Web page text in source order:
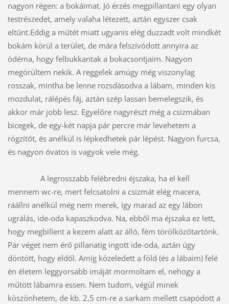
nagyon régen: a bokáimat. Jó érzés megpillantani egy olyan
testrészedet, amely valaha létezett, aztán egyszer csak
eltűnt.Eddig a műtét miatt ugyanis elég duzzadt volt mindkét
bokám körül a terület, de mára felszívódott annyira az
ödéma, hogy felbukkantak a bokacsontjaim. Nagyon
megörültem nekik. A reggelek amúgy még viszonylag
rosszak, mintha be lenne rozsdásodva a lábam, minden kis
mozdulat, rálépés fáj, aztán szép lassan bemelegszik, és
akkor már jobb lesz. Egyelőre nagyrészt még a csizmában
bicegek, de egy-két napja pár percre már levehetem a
rögzítőt, és anélkül is lépkedhetek pár lépést. Nagyon furcsa,
és nagyon óvatos is vagyok vele még.
A legrosszabb felébredni éjszaka, ha el kell
mennem wc-re, mert felcsatolni a csizmát elég macera,
ráállni anélkül még nem merek, így marad az egy lábon
ugrálás, ide-oda kapaszkodva. Na, ebből ma éjszaka ez lett,
hogy megbillent a kezem alatt az álló, fém törölközőtartónk.
Pár véget nem érő pillanatig ingott ide-oda, aztán úgy
döntött, hogy eldől. Amíg közeledett a föld (és a lábaim) felé
én életem leggyorsabb imáját mormoltam el, nehogy a
műtött lábamra essen. Nem tudom, végül minek
köszönhetem, de kb. 2,5 cm-re a sarkam mellett csapódott a